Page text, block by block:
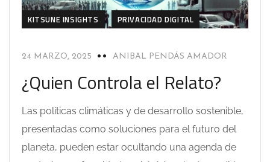
KITSUNE INSIGHTS PRIVACIDAD DIGITAL
24 MARZO, 2025 ANIBAL PENDÁS AMADOR
¿Quien Controla el Relato?
Las políticas climáticas y de desarrollo sostenible,
presentadas como soluciones para el futuro del
planeta, pueden estar ocultando una agenda de